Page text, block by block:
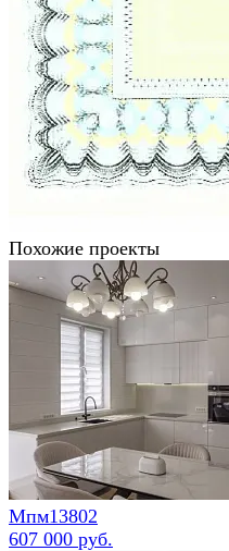
Похожие проекты
Мпм13802
607 000 руб.